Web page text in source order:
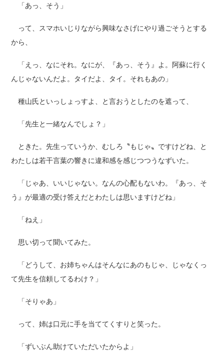
「あっ、そう」
って、スマホいじりながら興味なさげにやり過ごそうとする
から、
「えっ、なにそれ。なにが、『あっ、そう』よ。阿蘇に行く
んじゃないんだよ。タイだよ、タイ。それもあの」
種山氏といっしょっすよ、と言おうとしたのを遮って、
「先生と一緒なんでしょ？」
ときた。先生っていうか、むしろ〝もじゃ〟ですけどね、と
わたしは若干言葉の響きに違和感を感じつつうなずいた。
「じゃあ、いいじゃない。なんの心配もないわ。『あっ、そ
う』が最適の受け答えだとわたしは思いますけどね」
「ねえ」
思い切って聞いてみた。
「どうして、お姉ちゃんはそんなにあのもじゃ、じゃなくっ
て先生を信頼してるわけ？」
「そりゃあ」
って、姉は口元に手を当ててくすりと笑った。
「ずいぶん助けていただいたからよ」